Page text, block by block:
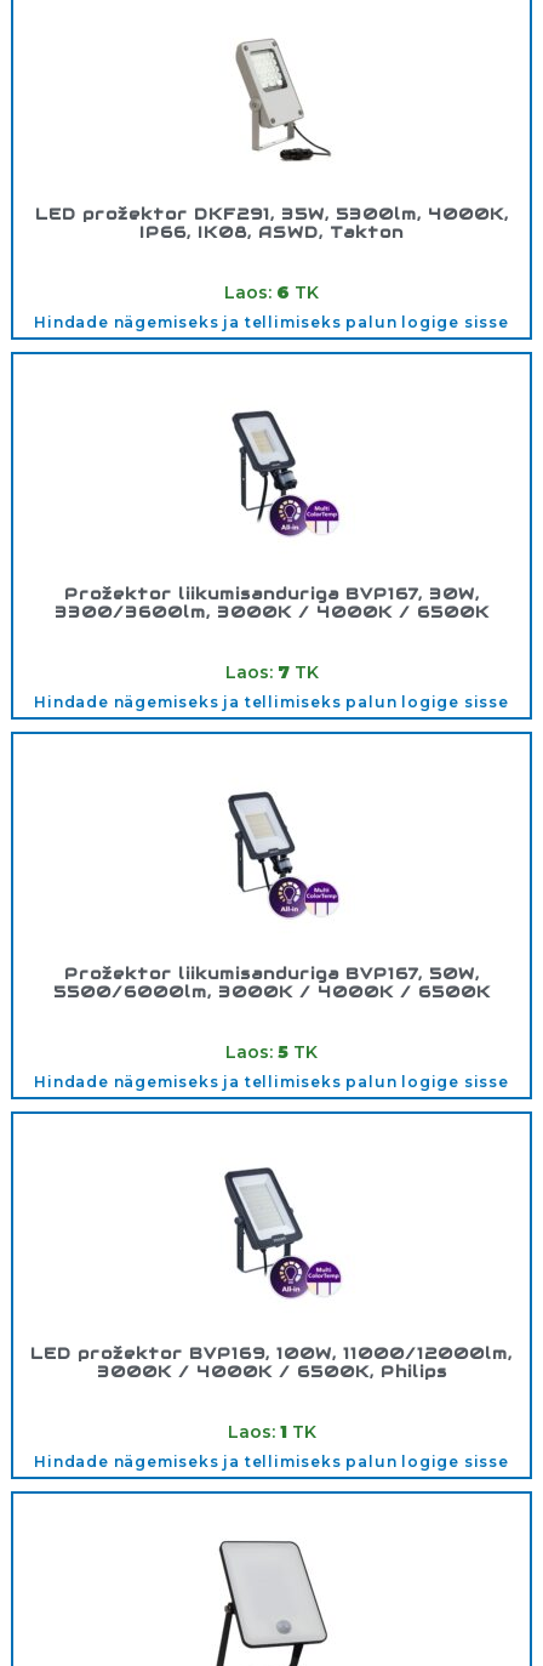
LED prožektor DKF291, 35W, 5300lm, 4000K,
IP66, IK08, ASWD, Takton
Laos: 6 TK
Hindade nägemiseks ja tellimiseks palun logige sisse
Prožektor liikumisanduriga BVP167, 30W,
3300/3600lm, 3000K / 4000K / 6500K
Laos: 7TK
Hindade nägemiseks ja tellimiseks palun logige sisse
Prožektor liikumisanduriga BVP167, 50W,
5500/6000lm, 3000K / 4000K / 6500K
Laos: 5 TK
Hindade nägemiseks ja tellimiseks palun logige sisse
LED prožektor BVP169, 100W, 11000/12000lm,
3000K / 4000K / 6500K, Philips
Laos: 1TK
Hindade nägemiseks ja tellimiseks palun logige sisse